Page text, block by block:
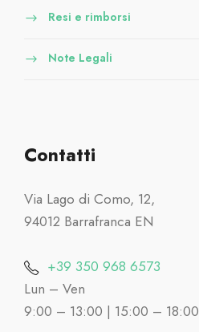
Resi e rimborsi
Note Legali
Contatti
Via Lago di Como, 12,
94012 Barrafranca EN
+39 350 968 6573
Lun – Ven
9:00 – 13:00 | 15:00 – 18:00